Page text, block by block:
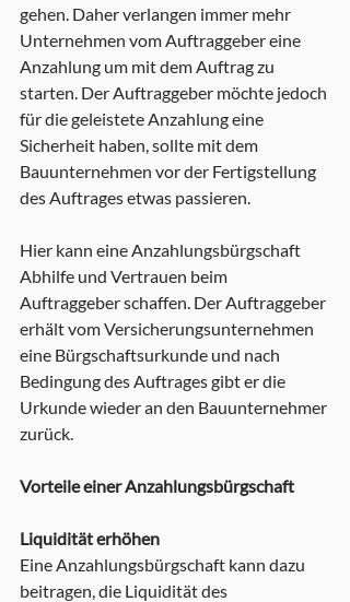
gehen. Daher verlangen immer mehr
Unternehmen vom Auftraggeber eine
Anzahlung um mit dem Auftrag zu
starten. Der Auftraggeber möchte jedoch
für die geleistete Anzahlung eine
Sicherheit haben, sollte mit dem
Bauunternehmen vor der Fertigstellung
des Auftrages etwas passieren.
Hier kann eine Anzahlungsbürgschaft
Abhilfe und Vertrauen beim
Auftraggeber schaffen. Der Auftraggeber
erhält vom Versicherungsunternehmen
eine Bürgschaftsurkunde und nach
Bedingung des Auftrages gibt er die
Urkunde wieder an den Bauunternehmer
zurück.
Vorteile einer Anzahlungsbürgschaft
Liquidität erhöhen
Eine Anzahlungsbürgschaft kann dazu
beitragen, die Liquidität des